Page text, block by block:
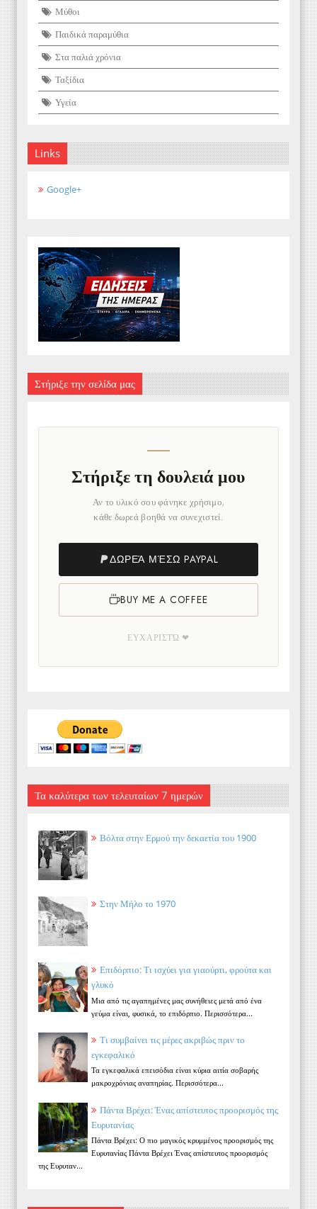
Μύθοι
Παιδικά παραμύθια
Στα παλιά χρόνια
Ταξίδια
Υγεία
Links
Google+
Στήριξε την σελίδα μας
Στήριξε τη δουλειά μου
Αν το υλικό σου φάνηκε χρήσιμο,
κάθε δωρεά βοηθά να συνεχιστεί.
ΔΩΡΕΆ ΜΈΣΩ PAYPAL
BUY ME A COFFEE
ΕΥΧΑΡΙΣΤΏ ❤
Τα καλύτερα των τελευταίων 7 ημερών
Βόλτα στην Ερμού την δεκαετία του 1900
Στην Μήλο το 1970
Επιδόρπιο: Τι ισχύει για γιαούρτι, φρούτα και
γλυκό
Μια από τις αγαπημένες μας συνήθειες μετά από ένα
γεύμα είναι, φυσικά, το επιδόρπιο. Περισσότερα...
Τι συμβαίνει τις μέρες ακριβώς πριν το
εγκεφαλικό
Τα εγκεφαλικά επεισόδια είναι κύρια αιτία σοβαρής
μακροχρόνιας αναπηρίας. Περισσότερα...
Πάντα Βρέχει: Ένας απίστευτος προορισμός της
Ευρυτανίας
Πάντα Βρέχει: Ο πιο μαγικός κρυμμένος προορισμός της
Ευρυτανίας Πάντα Βρέχει Ένας απίστευτος προορισμός
της Ευρυταν...